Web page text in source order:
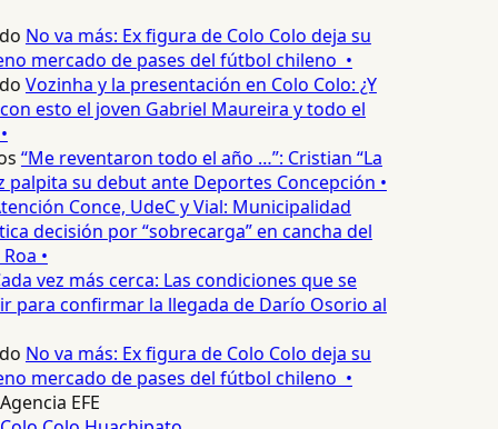
No va más: Ex figura de Colo Colo deja su
mercado de pases del fútbol chileno •
Vozinha y la presentación en Colo Colo: ¿Y
esto el joven Gabriel Maureira y todo el
“Me reventaron todo el año …”: Cristian “La
palpita su debut ante Deportes Concepción •
Conce, UdeC y Vial: Municipalidad
decisión por “sobrecarga” en cancha del
•
vez más cerca: Las condiciones que se
para confirmar la llegada de Darío Osorio al
No va más: Ex figura de Colo Colo deja su
mercado de pases del fútbol chileno •
Agencia EFE